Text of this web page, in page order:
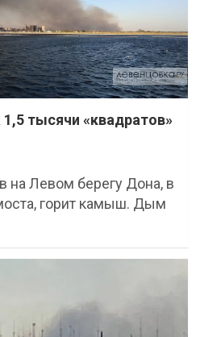
тысячи «квадратов»
на Левом берегу Дона, в
горит камыш. Дым